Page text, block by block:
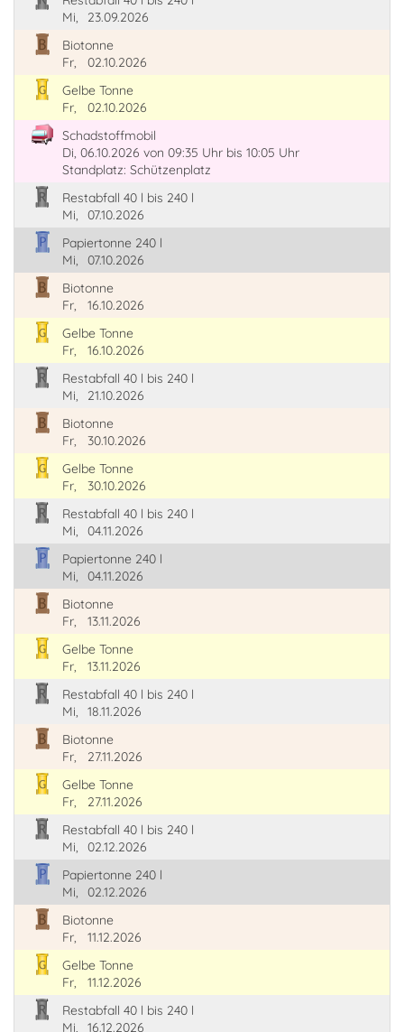
Mi,
23.09.2026
Biotonne
Fr,
02.10.2026
Gelbe Tonne
Fr,
02.10.2026
Schadstoffmobil
Di, 06.10.2026 von 09:35 Uhr bis 10:05 Uhr
Standplatz: Schützenplatz
Restabfall 40 l bis 240 l
Mi,
07.10.2026
Papiertonne 240 l
Mi,
07.10.2026
Biotonne
Fr,
16.10.2026
Gelbe Tonne
Fr,
16.10.2026
Restabfall 40 l bis 240 l
Mi,
21.10.2026
Biotonne
Fr,
30.10.2026
Gelbe Tonne
Fr,
30.10.2026
Restabfall 40 l bis 240 l
Mi,
04.11.2026
Papiertonne 240 l
Mi,
04.11.2026
Biotonne
Fr,
13.11.2026
Gelbe Tonne
Fr,
13.11.2026
Restabfall 40 l bis 240 l
Mi,
18.11.2026
Biotonne
Fr,
27.11.2026
Gelbe Tonne
Fr,
27.11.2026
Restabfall 40 l bis 240 l
Mi,
02.12.2026
Papiertonne 240 l
Mi,
02.12.2026
Biotonne
Fr,
11.12.2026
Gelbe Tonne
Fr,
11.12.2026
Restabfall 40 l bis 240 l
Mi,
16.12.2026